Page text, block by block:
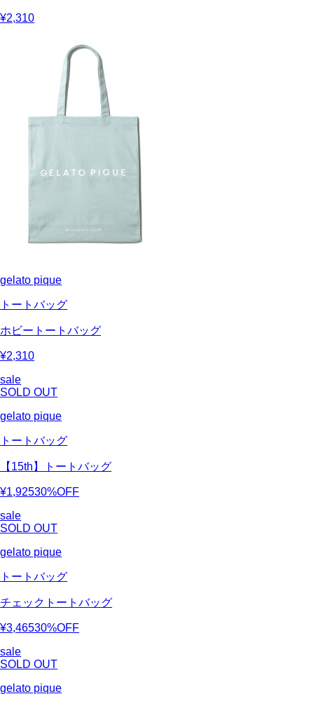
¥2,310
gelato pique
トートバッグ
ホビートートバッグ
¥2,310
sale
SOLD OUT
gelato pique
トートバッグ
【15th】トートバッグ
¥1,92530%OFF
sale
SOLD OUT
gelato pique
トートバッグ
チェックトートバッグ
¥3,46530%OFF
sale
SOLD OUT
gelato pique